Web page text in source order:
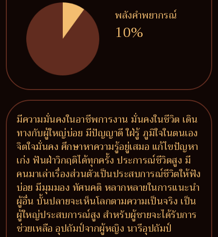
พลังคำพยากรณ์
10%
มีความมั่นคงในอาชีพการงาน มั่นคงในชีวิต เดิน
ทางกับผู้ใหญ่บ่อย มีปัญญาดี ใฝ่รู้ ภูมิใจในตนเอง
จิตใจมั่นคง ศึกษาหาความรู้อยู่เสมอ แก้ไขปัญหา
เก่ง ฟันฝ่าวิกฤติได้ทุกครั้ง ประการณ์ชีวิตสูง มี
คนมาเล่าเรื่องส่วนตัวเป็นประสบการณ์ชีวิตให้ฟัง
บ่อย มีมุมมอง ทัศนคติ หลากหลายในการแนะนำ
ผู้อื่น บั้นปลายจะเห็นโลกตามความเป็นจริง เป็น
ผู้ใหญ่ประสบการณ์สูง สำหรับผู้ชายจะได้รับการ
ช่วยเหลือ อุปถัมป์จากผู้หญิง นารีอุปถัมป์